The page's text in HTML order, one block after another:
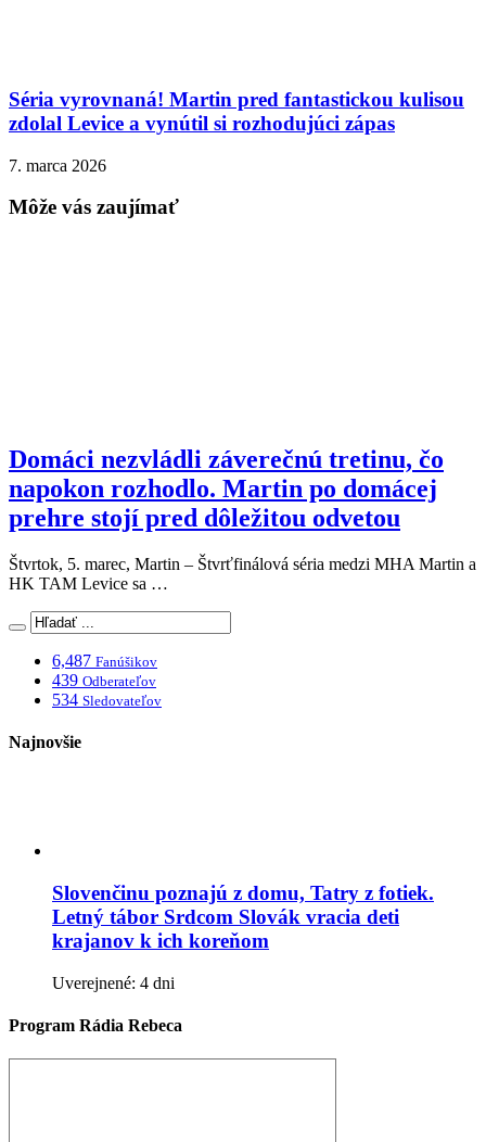
Séria vyrovnaná! Martin pred fantastickou kulisou
zdolal Levice a vynútil si rozhodujúci zápas
7. marca 2026
Môže vás zaujímať
Domáci nezvládli záverečnú tretinu, čo
napokon rozhodlo. Martin po domácej
prehre stojí pred dôležitou odvetou
Štvrtok, 5. marec, Martin – Štvrťfinálová séria medzi MHA Martin a
HK TAM Levice sa …
6,487 Fanúšikov
439 Odberateľov
534 Sledovateľov
Najnovšie
Slovenčinu poznajú z domu, Tatry z fotiek.
Letný tábor Srdcom Slovák vracia deti
krajanov k ich koreňom
Uverejnené: 4 dni
Program Rádia Rebeca